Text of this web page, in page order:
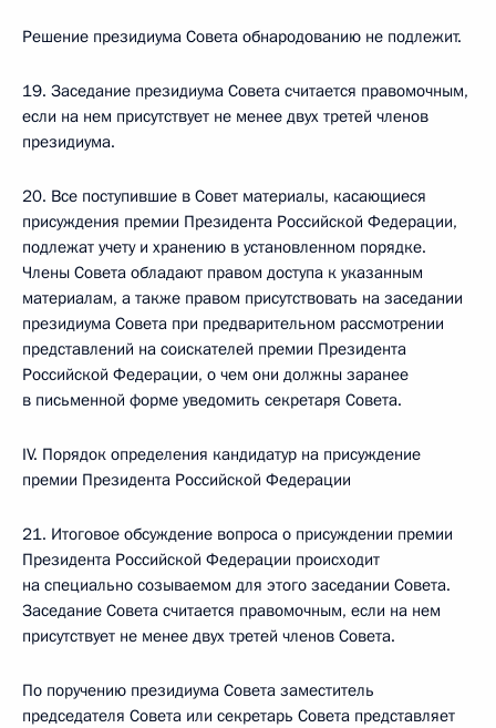
Решение президиума Совета обнародованию не подлежит.
19. Заседание президиума Совета считается правомочным,
если на нем присутствует не менее двух третей членов
президиума.
20. Все поступившие в Совет материалы, касающиеся
присуждения премии Президента Российской Федерации,
подлежат учету и хранению в установленном порядке.
Члены Совета обладают правом доступа к указанным
материалам, а также правом присутствовать на заседании
президиума Совета при предварительном рассмотрении
представлений на соискателей премии Президента
Российской Федерации, о чем они должны заранее
в письменной форме уведомить секретаря Совета.
IV. Порядок определения кандидатур на присуждение
премии Президента Российской Федерации
21. Итоговое обсуждение вопроса о присуждении премии
Президента Российской Федерации происходит
на специально созываемом для этого заседании Совета.
Заседание Совета считается правомочным, если на нем
присутствует не менее двух третей членов Совета.
По поручению президиума Совета заместитель
председателя Совета или секретарь Совета представляет